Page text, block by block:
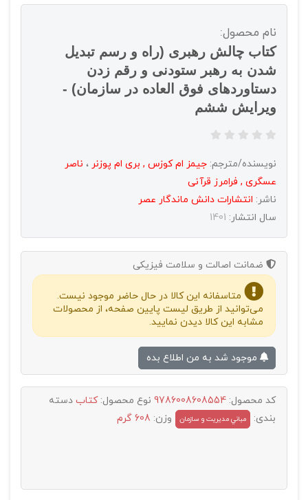
نام محصول:
کتاب چالش رهبری (راه و رسم تبدیل
شدن به رهبر ستودنی و رقم زدن
دستاوردهای فوق العاده در سازمان) -
ویرایش ششم
نویسنده/مترجم: جیمز ام کوزس , بری ام پوزنر ، ناصر
عسگری , فرامرز قرآنی
ناشر: انتشارات دانش ماندگار عصر
سال انتشار: 1401
ضمانت اصالت و سلامت فیزیکی
متاسفانه این کالا در حال حاضر موجود نیست.
می‌توانید از طریق لیست پایین صفحه، از محصولات
مشابه این کالا دیدن نمایید.
کد محصول: 9786008608554 نوع محصول:کتاب دسته
بندی:
مباني مديريت و سازمان وزن: 608 گرم